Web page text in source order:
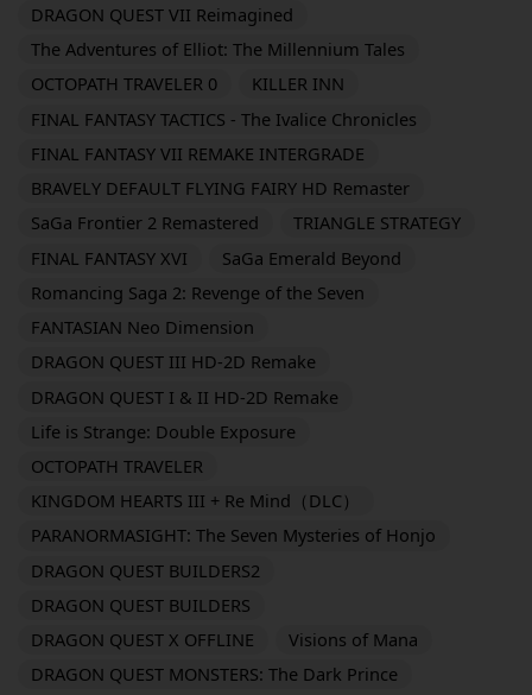
DRAGON QUEST VII Reimagined
The Adventures of Elliot: The Millennium Tales
OCTOPATH TRAVELER 0
KILLER INN
FINAL FANTASY TACTICS - The Ivalice Chronicles
FINAL FANTASY VII REMAKE INTERGRADE
BRAVELY DEFAULT FLYING FAIRY HD Remaster
SaGa Frontier 2 Remastered
TRIANGLE STRATEGY
FINAL FANTASY XVI
SaGa Emerald Beyond
Romancing Saga 2: Revenge of the Seven
FANTASIAN Neo Dimension
DRAGON QUEST III HD-2D Remake
DRAGON QUEST I & II HD-2D Remake
Life is Strange: Double Exposure
OCTOPATH TRAVELER
KINGDOM HEARTS III + Re Mind（DLC）
PARANORMASIGHT: The Seven Mysteries of Honjo
DRAGON QUEST BUILDERS2
DRAGON QUEST BUILDERS
DRAGON QUEST X OFFLINE
Visions of Mana
DRAGON QUEST MONSTERS: The Dark Prince